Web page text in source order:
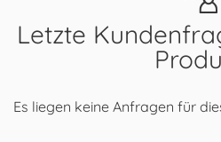
Letzte
Es liegen keine Anfragen für